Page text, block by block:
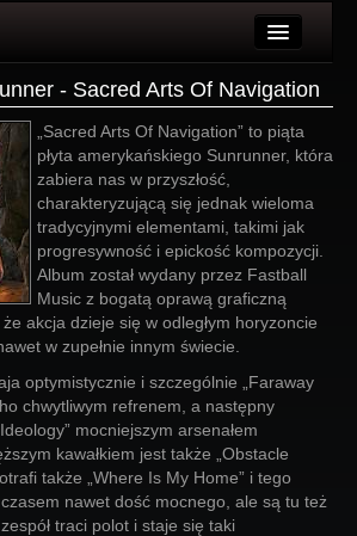
- Sacred Arts Of Navigation
„Sacred Arts Of Navigation” to piąta
płyta amerykańskiego Sunrunner, która
zabiera nas w przyszłość,
charakteryzującą się jednak wieloma
tradycyjnymi elementami, takimi jak
progresywność i epickość kompozycji.
Album został wydany przez Fastball
Music z bogatą oprawą graficzną
akcja dzieje się w odległym horyzoncie
w zupełnie innym świecie.
optymistycznie i szczególnie „Faraway
chwytliwym refrenem, a następny
mocniejszym arsenałem
kawałkiem jest także „Obstacle
także „Where Is My Home” i tego
nawet dość mocnego, ale są tu też
traci polot i staje się taki